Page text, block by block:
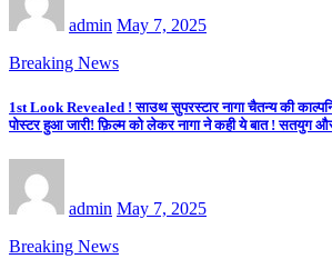
admin May 7, 2025
Breaking News
1st Look Revealed ! साउथ सुपरस्टार नागा चैतन्य की
पोस्टर हुआ जारी! फ़िल्म को लेकर नागा ने कही ये बात ! सतयुग
admin May 7, 2025
Breaking News